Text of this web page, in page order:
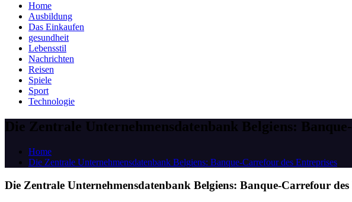
Home
Ausbildung
Das Einkaufen
gesundheit
Lebensstil
Nachrichten
Reisen
Spiele
Sport
Technologie
Die Zentrale Unternehmensdatenbank Belgiens:
Home
Die Zentrale Unternehmensdatenbank Belgiens: Banque-Carrefour des Entreprises
Die Zentrale Unternehmensdatenbank Belgiens: Banque-Carrefour des